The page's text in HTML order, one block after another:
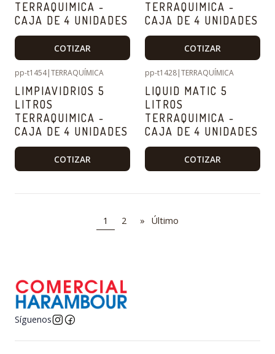
TERRAQUIMICA -
CAJA DE 4 UNIDADES
COTIZAR
TERRAQUIMICA -
CAJA DE 4 UNIDADES
COTIZAR
pp-t1454|TERRAQUÍMICA
LIMPIAVIDRIOS 5
LITROS
TERRAQUIMICA -
CAJA DE 4 UNIDADES
COTIZAR
pp-t1428|TERRAQUÍMICA
LIQUID MATIC 5
LITROS
TERRAQUIMICA -
CAJA DE 4 UNIDADES
COTIZAR
1 2 » Último
Síguenos